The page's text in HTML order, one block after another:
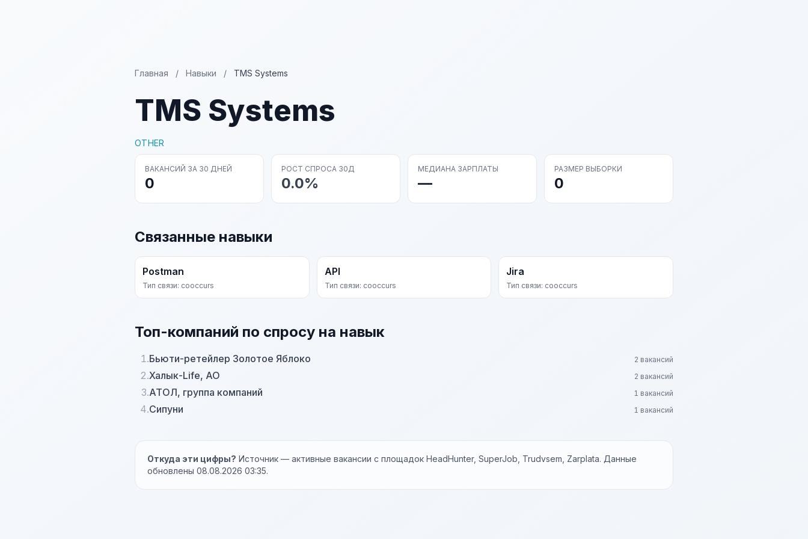
Главная / Навыки / TMS Systems
TMS Systems
OTHER
ВАКАНСИЙ ЗА 30 ДНЕЙ
0
РОСТ СПРОСА 30Д
0.0%
МЕДИАНА ЗАРПЛАТЫ
—
РАЗМЕР ВЫБОРКИ
0
Связанные навыки
Postman
Тип связи: cooccurs
API
Тип связи: cooccurs
Jira
Тип связи: cooccurs
Топ-компаний по спросу на навык
1.Бьюти-ретейлер Золотое Яблоко 2 вакансий
2.Халык-Life, АО 2 вакансий
3.АТОЛ, группа компаний 1 вакансий
4.Сипуни 1 вакансий
Откуда эти цифры? Источник — активные вакансии с площадок HeadHunter, SuperJob, Trudvsem, Zarplata. Данные
обновлены 08.08.2026 03:35.